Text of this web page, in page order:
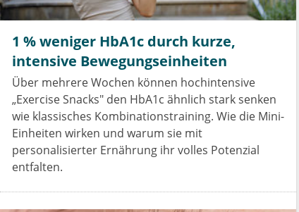
1 % weniger HbA1c durch kurze,
intensive Bewegungseinheiten
Über mehrere Wochen können hochintensive
„Exercise Snacks" den HbA1c ähnlich stark senken
wie klassisches Kombinationstraining. Wie die Mini-
Einheiten wirken und warum sie mit
personalisierter Ernährung ihr volles Potenzial
entfalten.